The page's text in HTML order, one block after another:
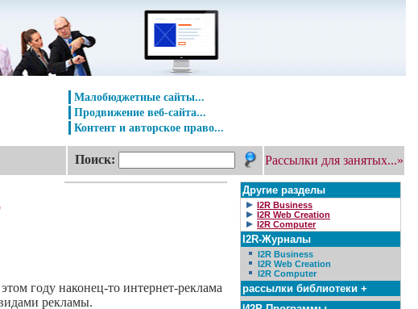
Малобюджетные сайты...
Продвижение веб-сайта...
Контент и авторское право...
Поиск: Рассылки для занятых...»
году наконец-то интернет-реклама
рекламы.
Другие разделы
I2R Business
I2R Web Creation
I2R Computer
I2R-Журналы
I2R Business
I2R Web Creation
I2R Computer
рассылки библиотеки +